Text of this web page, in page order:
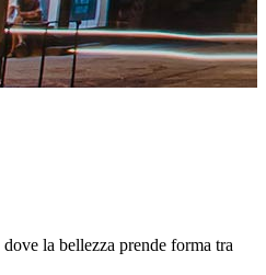
la bellezza prende forma tra